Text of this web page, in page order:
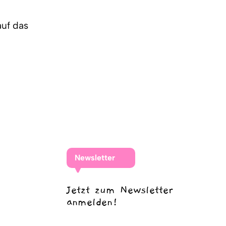
das
Newsletter
Jetzt zum Newsletter
anmelden!